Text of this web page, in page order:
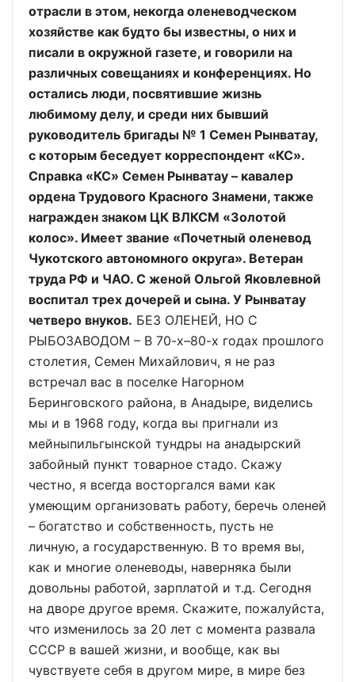
отрасли в этом, некогда оленеводческом
хозяйстве как будто бы известны, о них и
писали в окружной газете, и говорили на
различных совещаниях и конференциях. Но
остались люди, посвятившие жизнь
любимому делу, и среди них бывший
руководитель бригады № 1 Семен Рынватау,
с которым беседует корреспондент «КС».
Справка «КС» Семен Рынватау – кавалер
ордена Трудового Красного Знамени, также
награжден знаком ЦК ВЛКСМ «Золотой
колос». Имеет звание «Почетный оленевод
Чукотского автономного округа». Ветеран
труда РФ и ЧАО. С женой Ольгой Яковлевной
воспитал трех дочерей и сына. У Рынватау
четверо внуков. БЕЗ ОЛЕНЕЙ, НО С
РЫБОЗАВОДОМ – В 70-х–80-х годах прошлого
столетия, Семен Михайлович, я не раз
встречал вас в поселке Нагорном
Беринговского района, в Анадыре, виделись
мы и в 1968 году, когда вы пригнали из
мейныпильгынской тундры на анадырский
забойный пункт товарное стадо. Скажу
честно, я всегда восторгался вами как
умеющим организовать работу, беречь оленей
– богатство и собственность, пусть не
личную, а государственную. В то время вы,
как и многие оленеводы, наверняка были
довольны работой, зарплатой и т.д. Сегодня
на дворе другое время. Скажите, пожалуйста,
что изменилось за 20 лет с момента развала
СССР в вашей жизни, и вообще, как вы
чувствуете себя в другом мире, в мире без